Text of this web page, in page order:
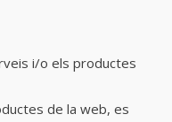
i/o els productes
de la web, es